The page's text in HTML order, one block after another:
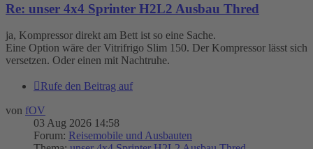
Re: unser 4x4 Sprinter H2L2 Ausbau Thred
ja, Kompressor direkt am Bett ist so eine Sache.
Eine Option wäre der Vitrifrigo Slim 150. Der Kompressor lässt sich
versetzen. Oder einen mit Nachtruhe.
Rufe den Beitrag auf
von fOV
03 Aug 2026 14:58
Forum: Reisemobile und Ausbauten